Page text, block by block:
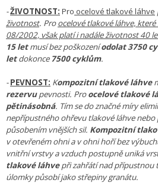
-ŽIVOTNOST: Pro ocelové tlakové láhve
životnost. Proocelové tlakové láhve,
08/2002, však platí i nadále životnost 40
15 letmusí bez poškozeníodolat 3750
letdokonce7500 cyklům.
-PEVNOST: Kompozitní tlakové láhve
rezervupevnosti. Proocelové tlakové
pětinásobná. Tím se do značné míry
nepřípustného ohřevu tlakové láhve
působením vnějších sil. Kompozitní
v otevřeném ohni a v ohni hoří bez
vnitřní vrstvy a vzduch postupně uniká
tlakové láhvepři zahřátí nad přípustnou
úlomky působí jako střepiny granátu.